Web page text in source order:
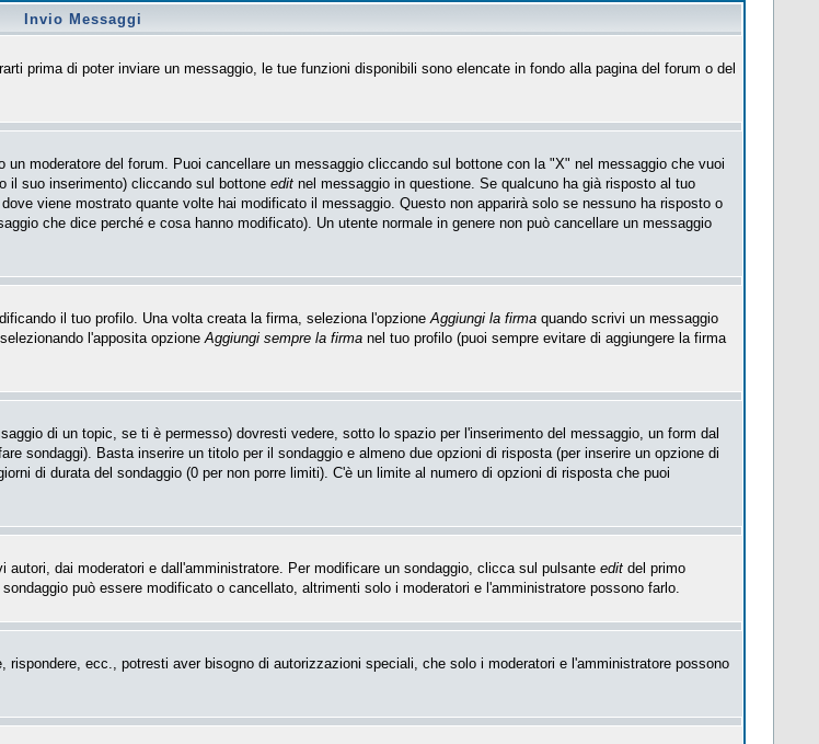
Invio Messaggi
prima di poter inviare un messaggio, le tue funzioni disponibili sono elencate in fondo alla pagina del forum o del
moderatore del forum. Puoi cancellare un messaggio cliccando sul bottone con la "X" nel messaggio che vuoi
il suo inserimento) cliccando sul bottone editnel messaggio in questione. Se qualcuno ha già risposto al tuo
viene mostrato quante volte hai modificato il messaggio. Questo non apparirà solo se nessuno ha risposto o
che dice perché e cosa hanno modificato). Un utente normale in genere non può cancellare un messaggio
il tuo profilo. Una volta creata la firma, seleziona l'opzioneAggiungi la firmaquando scrivi un messaggio
l'apposita opzioneAggiungi sempre la firmanel tuo profilo (puoi sempre evitare di aggiungere la firma
di un topic, se ti è permesso) dovresti vedere, sotto lo spazio per l'inserimento del messaggio, un form dal
sondaggi). Basta inserire un titolo per il sondaggio e almeno due opzioni di risposta (per inserire un opzione di
di durata del sondaggio (0 per non porre limiti). C'è un limite al numero di opzioni di risposta che puoi
dai moderatori e dall'amministratore. Per modificare un sondaggio, clicca sul pulsante editdel primo
può essere modificato o cancellato, altrimenti solo i moderatori e l'amministratore possono farlo.
ecc., potresti aver bisogno di autorizzazioni speciali, che solo i moderatori e l'amministratore possono